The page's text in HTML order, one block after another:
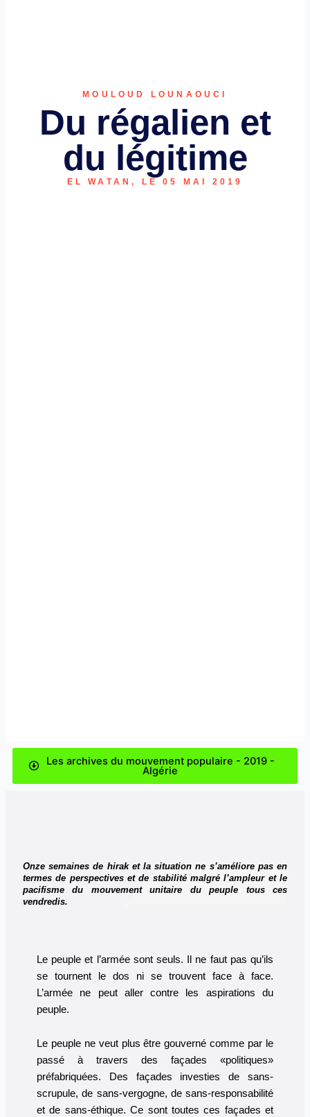
MOULOUD LOUNAOUCI
Du régalien et
du légitime
EL WATAN, LE 05 MAI 2019
Les archives du mouvement populaire - 2019 -
Algérie
Onze semaines de hirak et la situation ne s’améliore pas en
termes de perspectives et de stabilité malgré l’ampleur et le
pacifisme du mouvement unitaire du peuple tous ces
vendredis.
Le peuple et l’armée sont seuls. Il ne faut pas qu’ils
se tournent le dos ni se trouvent face à face.
L’armée ne peut aller contre les aspirations du
peuple.
Le peuple ne veut plus être gouverné comme par le
passé à travers des façades «politiques»
préfabriquées. Des façades investies de sans-
scrupule, de sans-vergogne, de sans-responsabilité
et de sans-éthique. Ce sont toutes ces façades et